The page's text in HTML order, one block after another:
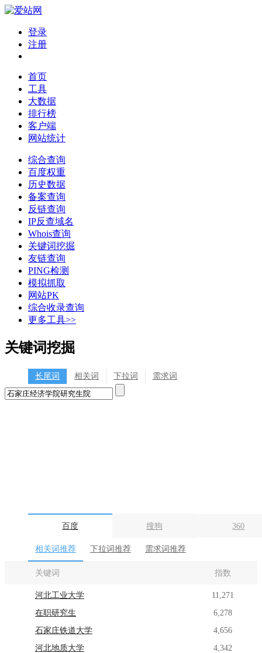
登录
注册
首页
工具
大数据
排行榜
客户端
网站统计
综合查询
百度权重
历史数据
备案查询
反链查询
IP反查域名
Whois查询
关键词挖掘
友链查询
PING检测
模拟抓取
网站PK
综合收录查询
更多工具>>
关键词挖掘
长尾词 相关词 下拉词 需求词
百度 搜狗 360
相关词推荐 下拉词推荐 需求词推荐
关键词 指数
河北工业大学
11,271
在职研究生
6,278
石家庄铁道大学
4,656
河北地质大学
4,342